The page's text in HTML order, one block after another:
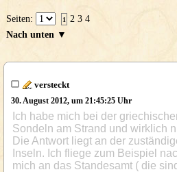
Seiten: 1 2 3 4
Nach unten ▼
versteckt
30. August 2012, um 21:45:25 Uhr
Ich habe mich bei der
Sondeln am Strand und wirklich
Die Antwort liegt an der
Inseln. Ich fliege zum Beispiel
mich an das Standesamt ( die